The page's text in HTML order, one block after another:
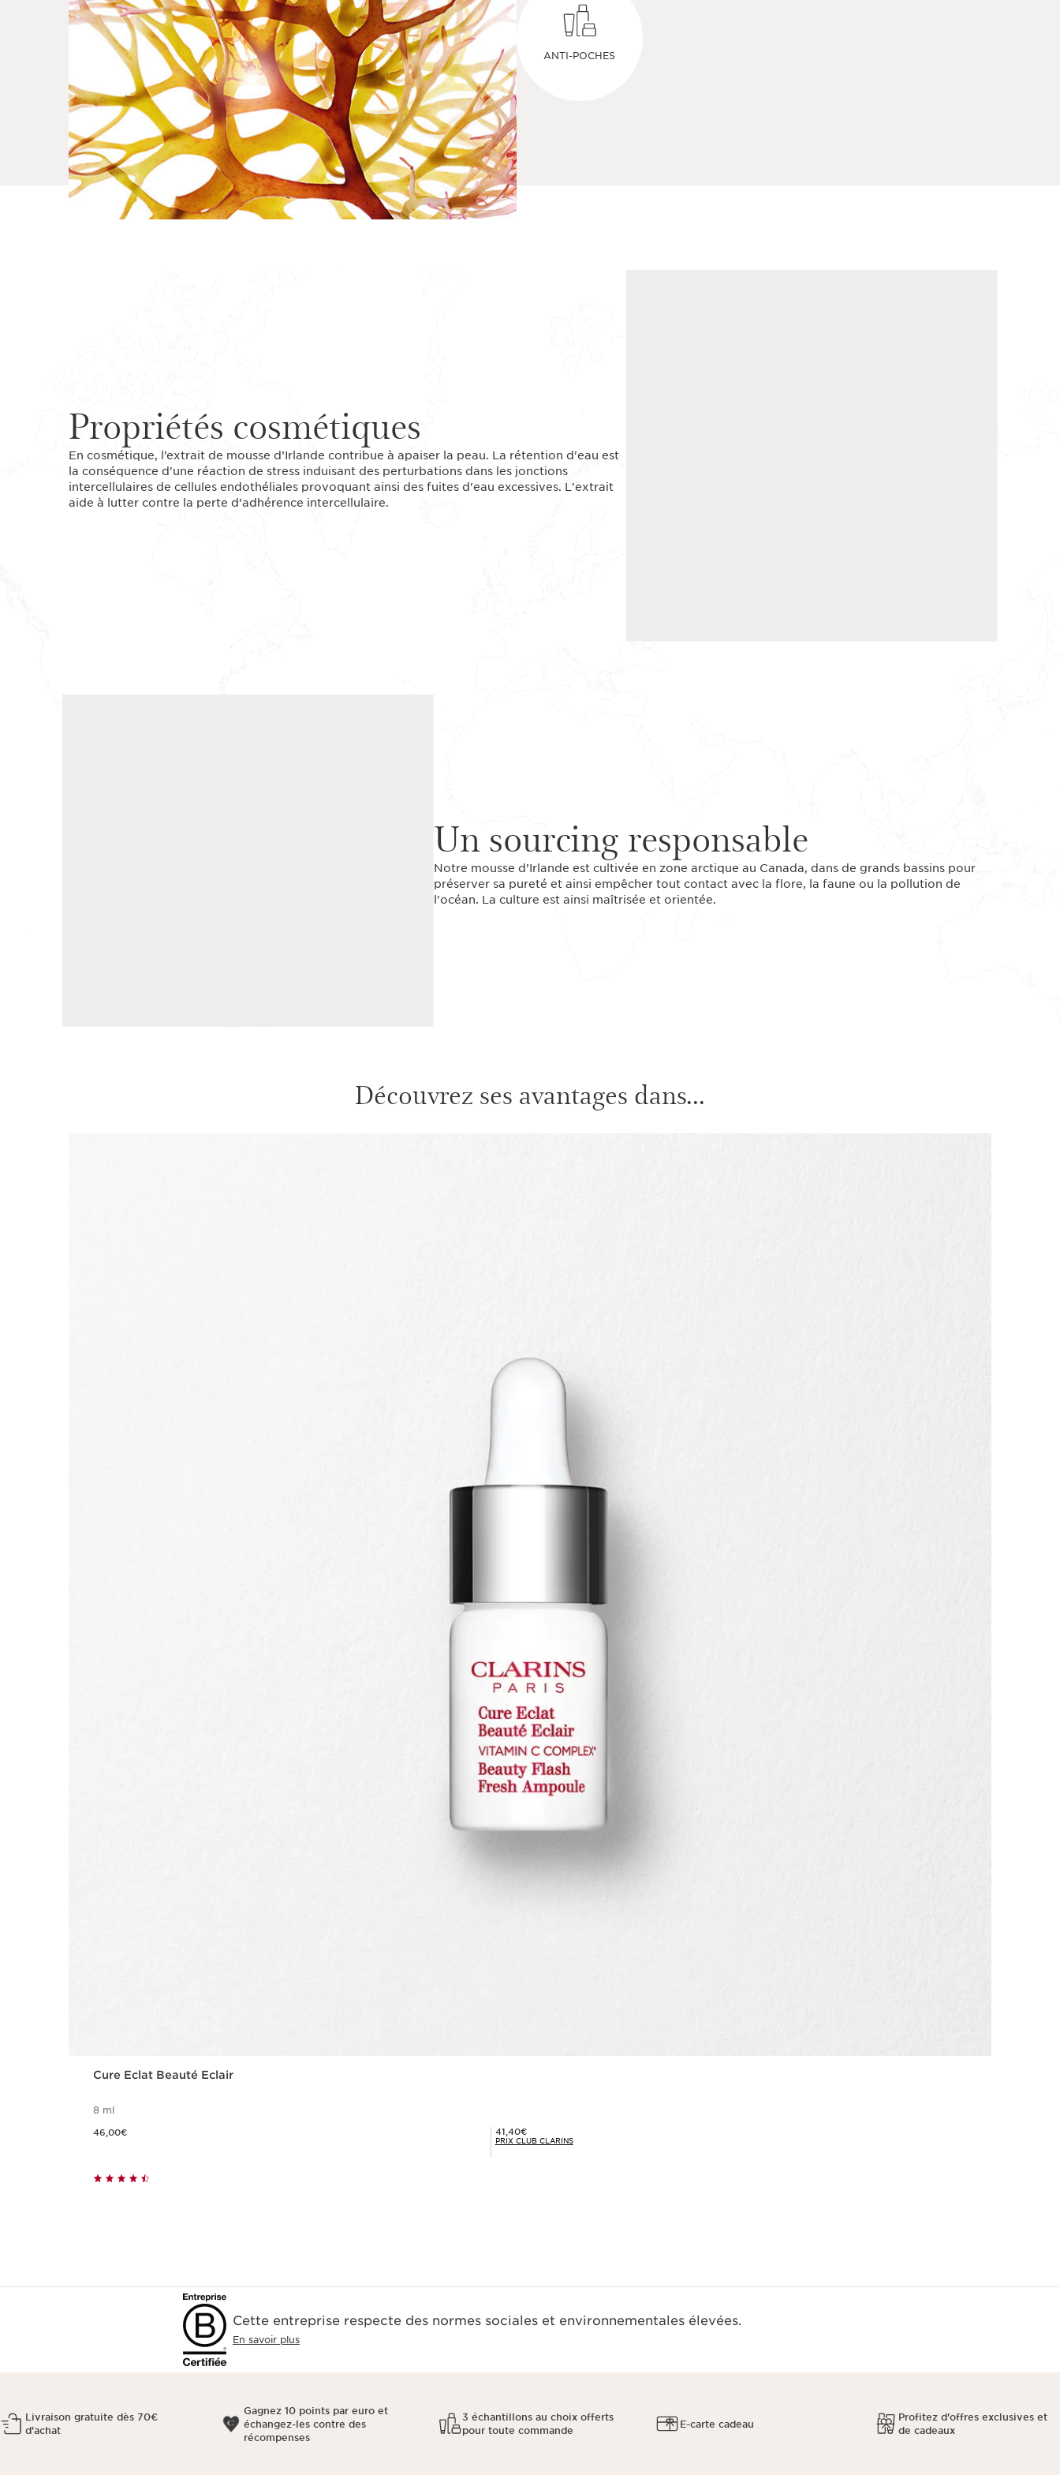
ANTI-POCHES
Propriétés cosmétiques
En cosmétique, l’extrait de mousse d’Irlande contribue à apaiser la peau. La rétention d'eau est
la conséquence d'une réaction de stress induisant des perturbations dans les jonctions
intercellulaires de cellules endothéliales provoquant ainsi des fuites d'eau excessives. L'extrait
aide à lutter contre la perte d’adhérence intercellulaire.
Un sourcing responsable
Notre mousse d’Irlande est cultivée en zone arctique au Canada, dans de grands bassins pour
préserver sa pureté et ainsi empêcher tout contact avec la flore, la faune ou la pollution de
l'océan. La culture est ainsi maîtrisée et orientée.
Découvrez ses avantages dans...
Cure Eclat Beauté Eclair
8 ml
46,00€ Prix Club Clarins 41,40€
41,40€
PRIX CLUB CLARINS
Cette entreprise respecte des normes sociales et environnementales élevées.
En savoir plus
Livraison gratuite dès 70€
d'achat
Gagnez 10 points par euro et
échangez-les contre des
récompenses
3 échantillons au choix offerts
pour toute commande
E-carte cadeau
Profitez d'offres exclusives et
de cadeaux